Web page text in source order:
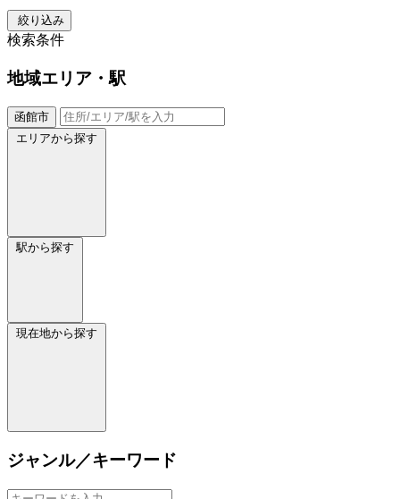
絞り込み
検索条件
地域エリア・駅
函館市
エリアから探す
駅から探す
現在地から探す
ジャンル／キーワード